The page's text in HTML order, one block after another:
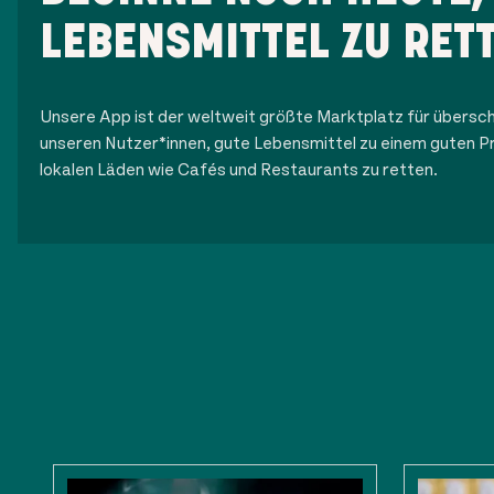
LEBENSMITTEL ZU
Unsere App ist der weltweit größte Marktplatz für
unseren Nutzer*innen, gute Lebensmittel zu einem guten
lokalen Läden wie Cafés und Restaurants zu retten.